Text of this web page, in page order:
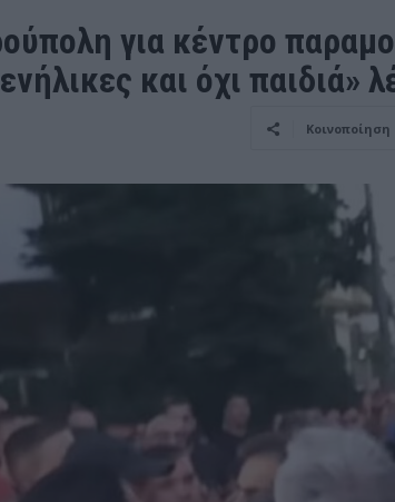
για κέντρο
και όχι παιδιά»
Κοινοποίηση